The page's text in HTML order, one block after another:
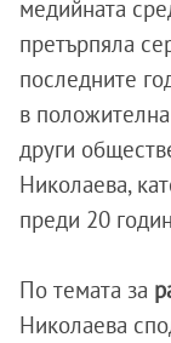
медийната
претърпяла
последните
в
други
Николаева,
преди 20
По темата за
Николаева